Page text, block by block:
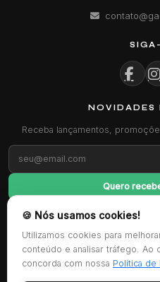
🍪 Nós usamos cookies!
Utilizamos cookies para
conteúdo e analisar tráfego. Ao
concorda com nossa Política de
NOVIDADES
Receba lançamentos,
Quero
FORMAS DE